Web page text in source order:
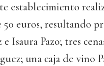
establecimiento
50 euros, resultando
Isaura Pazo; tres
una caja de vino